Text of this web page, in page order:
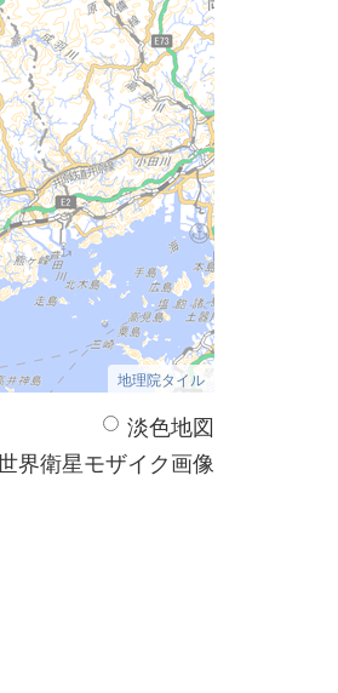
地理院タイル
淡色地図
界衛星モザイク画像